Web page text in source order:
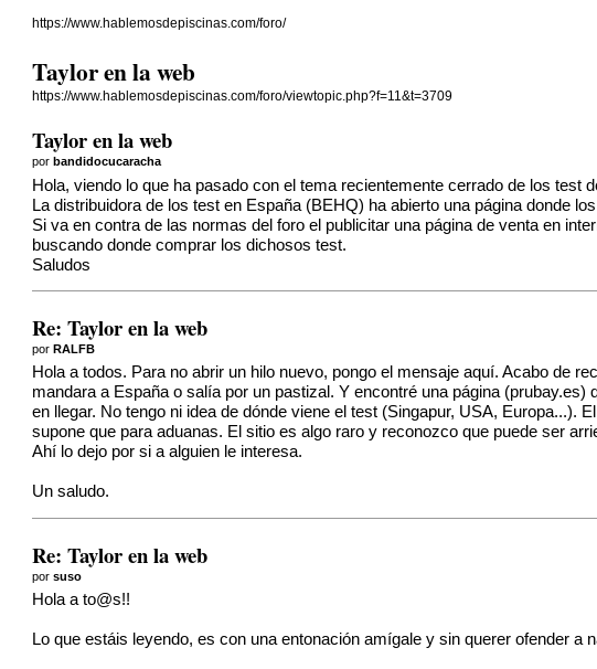
https://www.hablemosdepiscinas.com/foro/
Taylor en la web
https://www.hablemosdepiscinas.com/foro/viewtopic.php?f=11&t=3709
Taylor en la web
porbandidocucaracha
Hola, viendo lo que ha pasado con el tema recientemente cerrado de los test
La distribuidora de los test en España (BEHQ) ha abierto una página donde
Si va en contra de las normas del foro el publicitar una página de venta en
buscando donde comprar los dichosos test.
Saludos
Re: Taylor en la web
porRALFB
Hola a todos. Para no abrir un hilo nuevo, pongo el mensaje aquí. Acabo de
mandara a España o salía por un pastizal. Y encontré una página
en llegar. No tengo ni idea de dónde viene el test (Singapur, USA,
supone que para aduanas. El sitio es algo raro y reconozco que puede ser
Ahí lo dejo por si a alguien le interesa.
Un saludo.
Re: Taylor en la web
porsuso
Hola a to@s!!
Lo que estáis leyendo, es con una entonación amígale y sin querer ofender a